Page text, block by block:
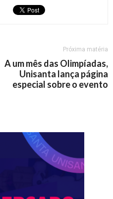
Próxima matéria
A um mês das Olimpíadas,
Unisanta lança página
especial sobre o evento